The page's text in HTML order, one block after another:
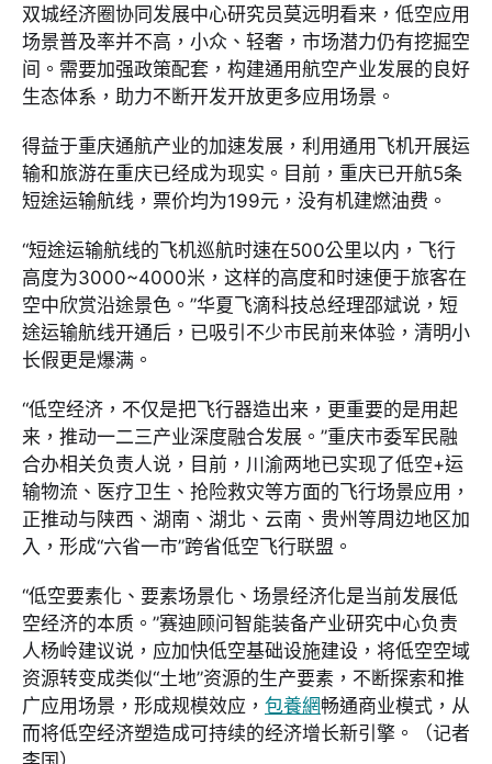
双城经济圈协同发展中心研究员莫远明看来，低空应用
场景普及率并不高，小众、轻奢，市场潜力仍有挖掘空
间。需要加强政策配套，构建通用航空产业发展的良好
生态体系，助力不断开发开放更多应用场景。
得益于重庆通航产业的加速发展，利用通用飞机开展运
输和旅游在重庆已经成为现实。目前，重庆已开航5条
短途运输航线，票价均为199元，没有机建燃油费。
“短途运输航线的飞机巡航时速在500公里以内，飞行
高度为3000~4000米，这样的高度和时速便于旅客在
空中欣赏沿途景色。”华夏飞滴科技总经理邵斌说，短
途运输航线开通后，已吸引不少市民前来体验，清明小
长假更是爆满。
“低空经济，不仅是把飞行器造出来，更重要的是用起
来，推动一二三产业深度融合发展。”重庆市委军民融
合办相关负责人说，目前，川渝两地已实现了低空+运
输物流、医疗卫生、抢险救灾等方面的飞行场景应用，
正推动与陕西、湖南、湖北、云南、贵州等周边地区加
入，形成“六省一市”跨省低空飞行联盟。
“低空要素化、要素场景化、场景经济化是当前发展低
空经济的本质。”赛迪顾问智能装备产业研究中心负责
人杨岭建议说，应加快低空基础设施建设，将低空空域
资源转变成类似“土地”资源的生产要素，不断探索和推
广应用场景，形成规模效应， 包養網畅通商业模式，从
而将低空经济塑造成可持续的经济增长新引擎。（记者